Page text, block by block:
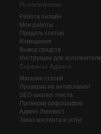
Исполнителю
Работа онлайн
Мои работы
Продать статью
Извещения
Вывод средств
Инструкции для
Сервисы Адвего
Магазин статей
Проверка на антиплагиат
SEO-анализ текста
Проверка орфографии
Адвего Лингвист
Заказ контента и услуг